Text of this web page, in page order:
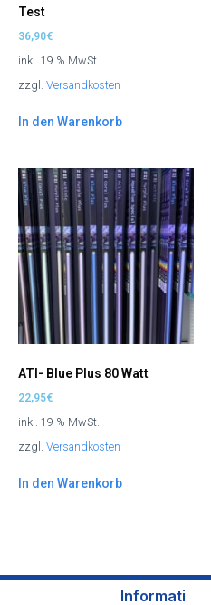
Test
36,90€
inkl. 19 % MwSt.
zzgl. Versandkosten
In den Warenkorb
ATI- Blue Plus 80 Watt
22,95€
inkl. 19 % MwSt.
zzgl. Versandkosten
In den Warenkorb
Informati